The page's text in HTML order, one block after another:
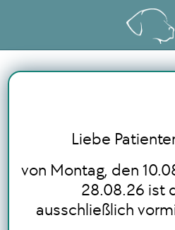
BLOG
ONLINE
Liebe
von Montag, den
28.08.26 ist
ausschließlich